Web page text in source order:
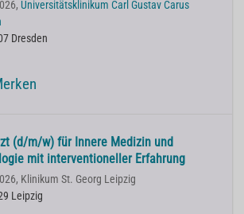
Universitätsklinikum Carl Gustav Carus
Dresden
(d/m/w) für Innere Medizin und
mit interventioneller Erfahrung
Klinikum St. Georg Leipzig
Leipzig